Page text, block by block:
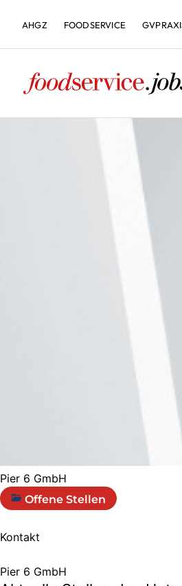
AHGZ FOODSERVICE
Pier 6 GmbH
Offene Stellen
Kontakt
Pier 6 GmbH